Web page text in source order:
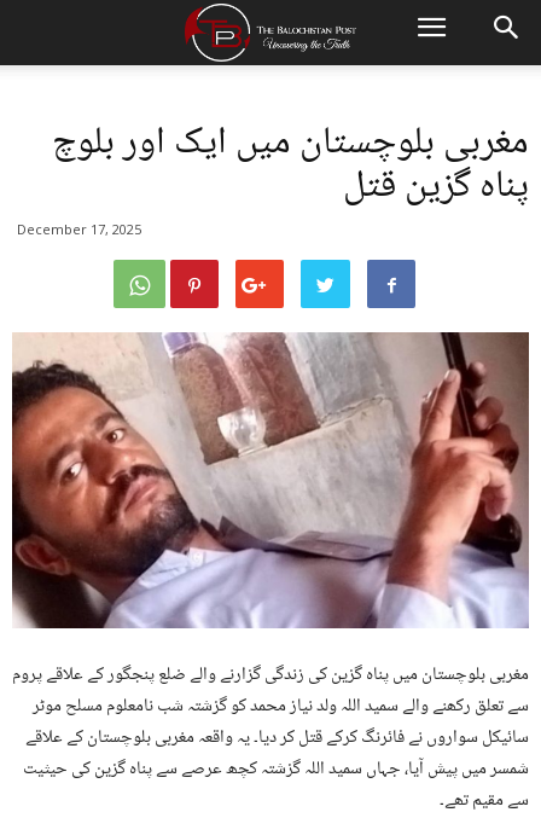
مغربی بلوچستان میں ایک اور بلوچ
پناہ گزین قتل
December 17, 2025
مغربی بلوچستان میں پناہ گزین کی زندگی گزارنے والے ضلع پنجگور کے علاقے پروم
سے تعلق رکھنے والے سمید اللہ ولد نیاز محمد کو گزشتہ شب نامعلوم مسلح موٹر
سائیکل سواروں نے فائرنگ کرکے قتل کر دیا۔ یہ واقعہ مغربی بلوچستان کے علاقے
شمسر میں پیش آیا، جہاں سمید اللہ گزشتہ کچھ عرصے سے پناہ گزین کی حیثیت
سے مقیم تھے۔